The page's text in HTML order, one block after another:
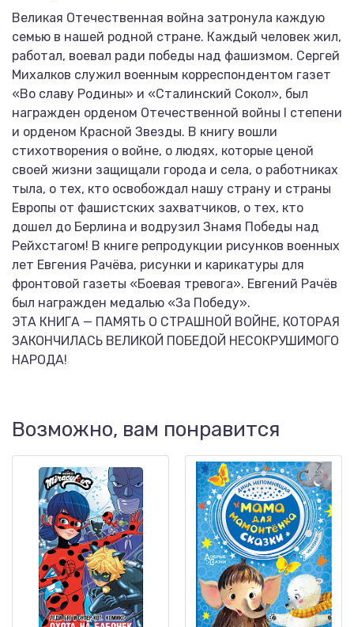
Великая Отечественная война затронула каждую
семью в нашей родной стране. Каждый человек жил,
работал, воевал ради победы над фашизмом. Сергей
Михалков служил военным корреспондентом газет
«Во славу Родины» и «Сталинский Сокол», был
награжден орденом Отечественной войны I степени
и орденом Красной Звезды. В книгу вошли
стихотворения о войне, о людях, которые ценой
своей жизни защищали города и села, о работниках
тыла, о тех, кто освобождал нашу страну и страны
Европы от фашистских захватчиков, о тех, кто
дошел до Берлина и водрузил Знамя Победы над
Рейхстагом! В книге репродукции рисунков военных
лет Евгения Рачёва, рисунки и карикатуры для
фронтовой газеты «Боевая тревога». Евгений Рачёв
был награжден медалью «За Победу».
ЭТА КНИГА — ПАМЯТЬ О СТРАШНОЙ ВОЙНЕ, КОТОРАЯ
ЗАКОНЧИЛАСЬ ВЕЛИКОЙ ПОБЕДОЙ НЕСОКРУШИМОГО
НАРОДА!
Возможно, вам понравится